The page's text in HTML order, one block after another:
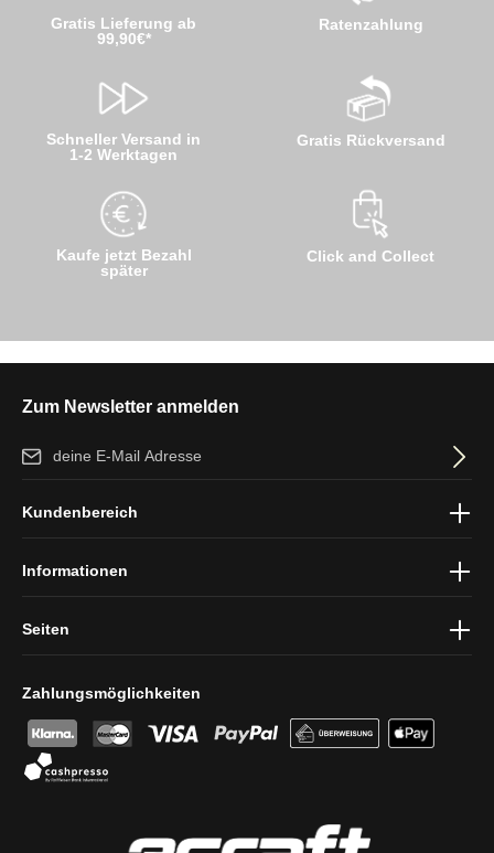
Gratis Lieferung ab
99,90€*
Schneller Versand in
1-2 Werktagen
Kaufe jetzt Bezahl
später
Ratenzahlung
Gratis Rückversand
Click and Collect
Zum Newsletter anmelden
E-Mail-Adresse*
und dieAGBgelesen und bin mit ihnen einverstanden.
Zahlungsmöglichkeiten
Kundenbereich
Informationen
Seiten